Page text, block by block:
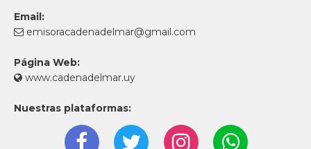
Email:
emisoracadenadelmar@gmail.com
Página Web:
www.cadenadelmar.uy
Nuestras plataformas: